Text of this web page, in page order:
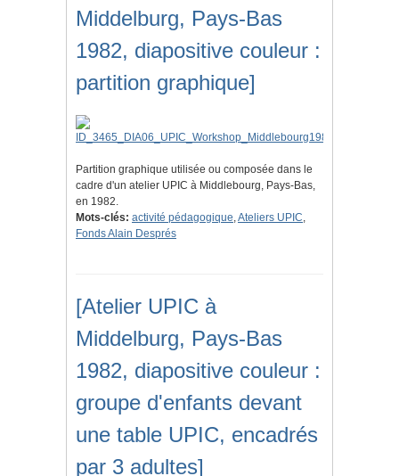
Middelburg, Pays-Bas
1982, diapositive couleur :
partition graphique]
Partition graphique utilisée ou composée dans le
cadre d'un atelier UPIC à Middlebourg, Pays-Bas,
en 1982.
Mots-clés: activité pédagogique,Ateliers UPIC,
Fonds Alain Després
[Atelier UPIC à
Middelburg, Pays-Bas
1982, diapositive couleur :
groupe d'enfants devant
une table UPIC, encadrés
par 3 adultes]